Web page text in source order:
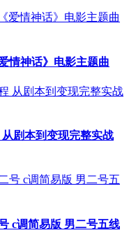
情神话》电影主题曲
剧本到变现完整实战
c调简易版 男二号五线